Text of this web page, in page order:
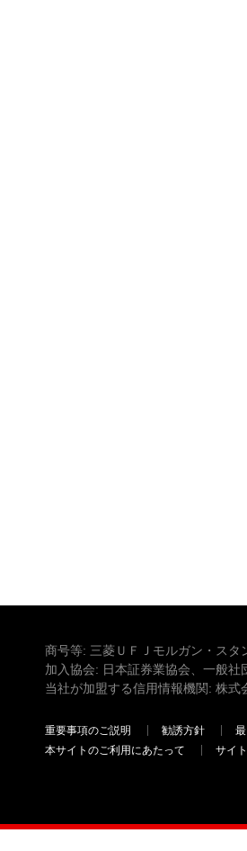
商号等: 三菱ＵＦＪモルガン・ス
加入協会: 日本証券業協会、一般
当社が加盟する信用情報機関: 株式
重要事項のご説明 勧誘方針
本サイトのご利用にあたって
サイ